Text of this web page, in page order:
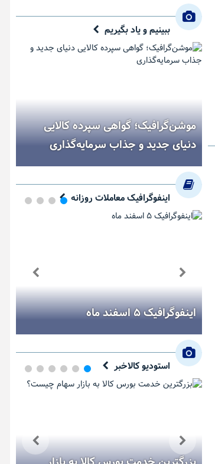
ببینیم و یاد بگیریم
موشن‌گرافیک؛ گواهی سپرده کالایی
دنیای جدید و جذاب سرمایه‌گذاری
اینفوگرافیک معاملات روزانه
اینفوگرافیک ۵ اسفند ماه
استودیو کالاخبر